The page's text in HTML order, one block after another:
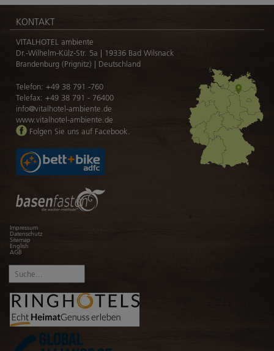
KONTAKT
VITALHOTEL ambiente
Dr.-Wilhelm-Külz-Str. 5a | 19336 Bad Wilsnack
Brandenburg (Prignitz) | Deutschland
Telefon: +49 38 791 -760
Telefax: +49 38 791 - 76400
info@vitalhotel-ambiente.de
www.vitalhotel-ambiente.de
Folgen Sie uns auf Facebook.
Navigation
überspringen
Impressum
Datenschutz
Sitemap
English
AGB
Suchbegriffe